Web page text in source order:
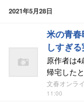
2021年5月28日
米の青
しすぎる
原作者は
帰宅した
文春オンラ
11:00